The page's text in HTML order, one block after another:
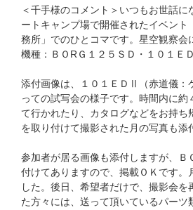
＜千手様のコメント＞いつもお世話
ートキャンプ場で開催されたイベン
務所」でのひとコマです。星空観察
機種：ＢＯRＧ１２５ＳＤ・１０１
添付画像は、１０１ＥＤⅡ（赤道儀：
っての試写会の様子です。時間内に
て行かれたり、カタログなどをお持
を取り付けて撮影された月の写真も添
参加者が居る画像も添付しますが、
付けてありますので、掲載ＯＫです
した。後日、希望者だけで、撮影会
た方々には、送って頂いているパー